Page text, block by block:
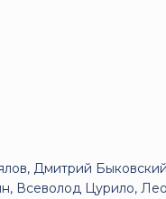
Дмитрий
Всеволод Цурило,